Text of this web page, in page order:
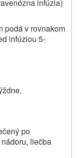
infúzia)
podá v rovnakom
infúziou 5-
po
liečba